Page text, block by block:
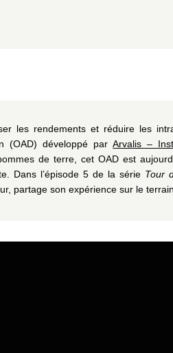
les rendements et réduire les
(OAD) développé parArvalis –
de terre, cet OAD est
Dans l’épisode 5 de la série Tour
partage son expérience sur le terrain.